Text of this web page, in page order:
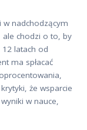
nadchodzącym
ale chodzi o to, by
12 latach od
ma spłacać
że wsparcie
w nauce,